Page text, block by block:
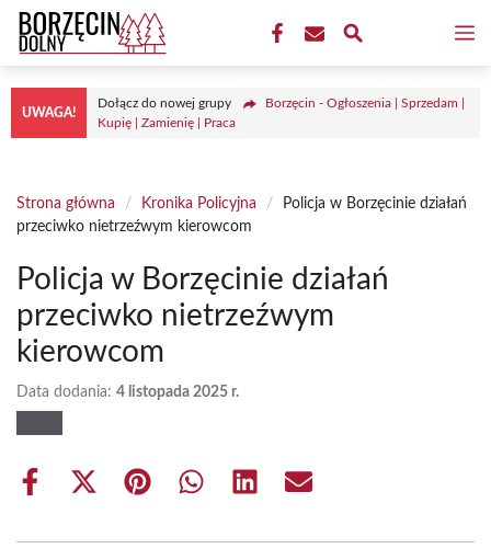
Przejdź
treści
UWAGA!
Dołącz do nowej grupy
Borzęcin - Ogłoszenia | Sprzedam |
Kupię | Zamienię | Praca
Strona główna / Kronika Policyjna /
Policja w Borzęcinie działań
przeciwko nietrzeźwym kierowcom
Policja w Borzęcinie działań
przeciwko nietrzeźwym
kierowcom
Data dodania: 4 listopada 2025 r.
Share
Share
(Twitter)
Share Share Share Share